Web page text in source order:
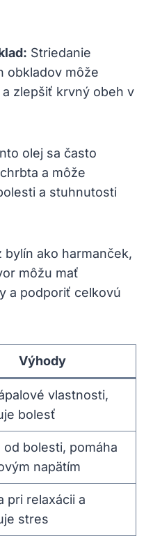
Striedanie⁣
obkladov môže
zlepšiť krvný obeh v‍
olej⁢ sa často
a môže
a stuhnutosti
bylín ako harmanček,
‍môžu mať
a podporiť ‌celkovú
Výhody
vlastnosti,
⁣bolesť
​od bolesti, pomáha
⁢napätím
pri relaxácii a
stres